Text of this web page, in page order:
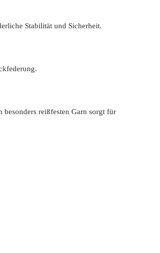
Stabilität und Sicherheit.
reißfesten Garn sorgt für